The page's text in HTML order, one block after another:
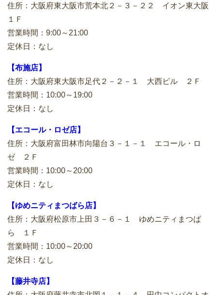
住所：大阪府東大阪市荒本北２－３－２２ イオン東大阪
１Ｆ
営業時間：9:00～21:00
定休日：なし
【布施店】
住所：大阪府東大阪市足代２－２－１ 大西ビル ２Ｆ
営業時間：10:00～19:00
定休日：なし
【エコール・ロゼ店】
住所：大阪府富田林市向陽台３－１－１ エコール・ロ
ゼ ２Ｆ
営業時間：10:00～20:00
定休日：なし
【ゆめニティまつばら店】
住所：大阪府松原市上田３－６－１ ゆめニティまつば
ら １Ｆ
営業時間：10:00～20:00
定休日：なし
【藤井寺店】